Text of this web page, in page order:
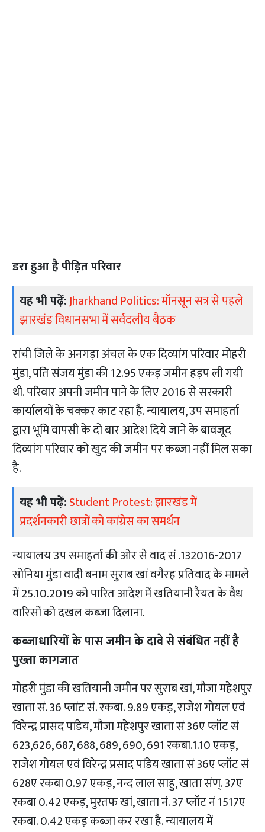
डरा हुआ है पीड़ित परिवार
यह भी पढ़ें:Jharkhand Politics: मॉनसून सत्र से पहले
झारखंड विधानसभा में सर्वदलीय बैठक
रांची जिले के अनगड़ा अंचल के एक दिव्यांग परिवार मोहरी
मुंडा, पति संजय मुंडा की 12.95 एकड़ जमीन हड़प ली गयी
थी. परिवार अपनी जमीन पाने के लिए 2016 से सरकारी
कार्यालयों के चक्कर काट रहा है. न्यायालय, उप समाहर्ता
द्वारा भूमि वापसी के दो बार आदेश दिये जाने के बावजूद
दिव्यांग परिवार को खुद की जमीन पर कब्जा नहीं मिल सका
है.
यह भी पढ़ें:Student Protest: झारखंड में
प्रदर्शनकारी छात्रों को कांग्रेस का समर्थन
न्यायालय उप समाहर्ता की ओर से वाद सं .132016-2017
सोनिया मुंडा वादी बनाम सुराब खां वगैरह प्रतिवाद के मामले
में 25.10.2019 को पारित आदेश में खतियानी रैयत के वैध
वारिसों को दखल कब्जा दिलाना.
कब्जाधारियों के पास जमीन के दावे से संबंधित नहीं है
पुख्ता कागजात
मोहरी मुंडा की खतियानी जमीन पर सुराब खां, मौजा महेशपुर
खाता सं. 36 प्लांट सं. रकबा. 9.89 एकड़, राजेश गोयल एवं
विरेन्द्र प्रासद पांडेय, मौजा महेशपुर खाता सं 36ए प्लॉट सं
623,626, 687, 688, 689, 690, 691 रकबा.1.10 एकड़,
राजेश गोयल एवं विरेन्द्र प्रसाद पांडेय खाता सं 36ए प्लॉट सं
628ए रकबा 0.97 एकड़, नन्द लाल साहु, खाता संण्. 37ए
रकबा 0.42 एकड़, मुरतफ खां, खाता नं. 37 प्लॉट नं 1517ए
रकबा. 0.42 एकड़ कब्जा कर रखा है. न्यायालय में